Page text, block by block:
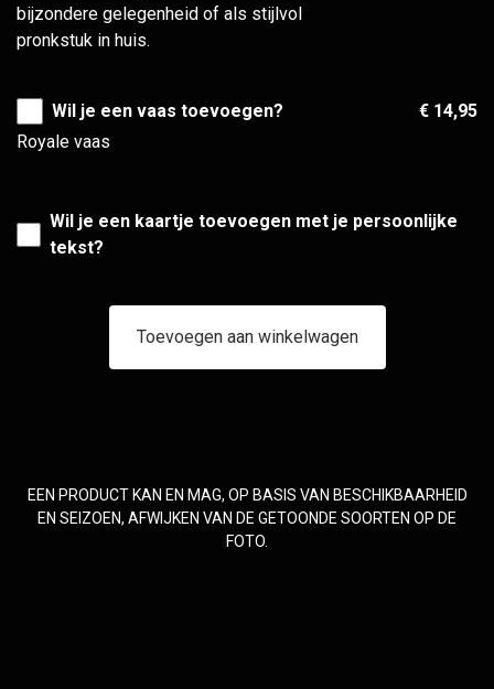
bijzondere gelegenheid of als stijlvol
pronkstuk in huis.
Wil je een vaas toevoegen?
Royale vaas
€ 14,95
Wil je een kaartje toevoegen met je persoonlijke
tekst?
Toevoegen aan winkelwagen
EEN PRODUCT KAN EN MAG, OP BASIS VAN BESCHIKBAARHEID
EN SEIZOEN, AFWIJKEN VAN DE GETOONDE SOORTEN OP DE
FOTO.